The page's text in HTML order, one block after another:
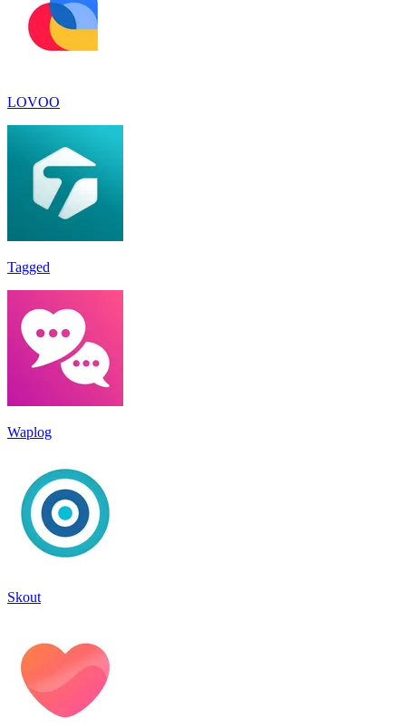
LOVOO
Tagged
Waplog
Skout